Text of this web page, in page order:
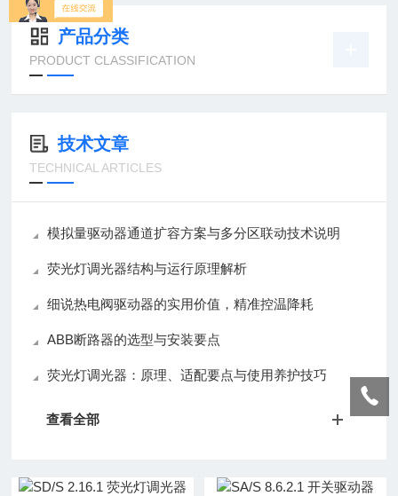
产品分类
PRODUCT CLASSIFICATION
技术文章
TECHNICAL ARTICLES
模拟量驱动器通道扩容方案与多分区联动技术说明
荧光灯调光器结构与运行原理解析
细说热电阀驱动器的实用价值，精准控温降耗
ABB断路器的选型与安装要点
荧光灯调光器：原理、适配要点与使用养护技巧
查看全部